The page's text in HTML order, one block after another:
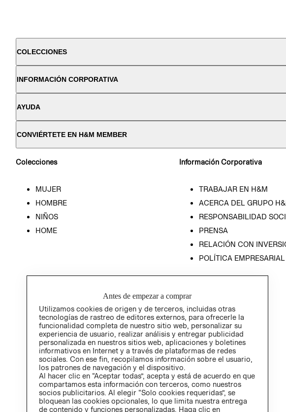
COLECCIONES
INFORMACIÓN CORPORATIVA
AYUDA
CONVIÉRTETE EN H&M MEMBER
Colecciones
MUJER
HOMBRE
NIÑOS
HOME
Información Corporativa
TRABAJAR EN H&M
ACERCA DEL GRUPO
RESPONSABILIDAD
PRENSA
RELACIÓN CON
POLÍTICA EMPRESARIAL
Antes de empezar a comprar
Utilizamos cookies de origen y de terceros, incluidas otras
tecnologías de rastreo de editores externos, para ofrecerle la
funcionalidad completa de nuestro sitio web, personalizar su
experiencia de usuario, realizar análisis y entregar publicidad
personalizada en nuestros sitios web, aplicaciones y boletines
informativos en Internet y a través de plataformas de redes
sociales. Con ese fin, recopilamos información sobre el usuario,
los patrones de navegación y el dispositivo.
Al hacer clic en “Aceptar todas”, acepta y está de acuerdo en que
compartamos esta información con terceros, como nuestros
socios publicitarios. Al elegir “Solo cookies requeridas”, se
bloquean las cookies opcionales, lo que limita nuestra entrega
de contenido y funciones personalizadas. Haga clic en